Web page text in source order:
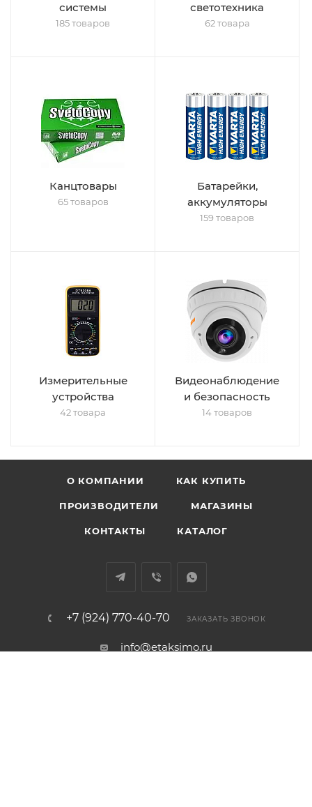
системы
185 товаров
светотехника
62 товара
Канцтовары
65 товаров
Батарейки,
аккумуляторы
159 товаров
Измерительные
устройства
42 товара
Видеонаблюдение
и безопасность
14 товаров
О КОМПАНИИ КАК КУПИТЬ
ПРОИЗВОДИТЕЛИ МАГАЗИНЫ
КОНТАКТЫ КАТАЛОГ
+7 (924) 770-40-70 ЗАКАЗАТЬ ЗВОНОК
info@etaksimo.ru